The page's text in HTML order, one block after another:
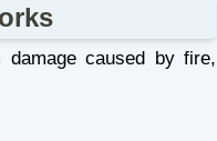
caused by fire,